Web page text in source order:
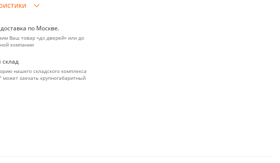
по Москве.
Ваш товар «до дверей» или до
компании
нашего складского комплекса
может заехать крупногабаритный